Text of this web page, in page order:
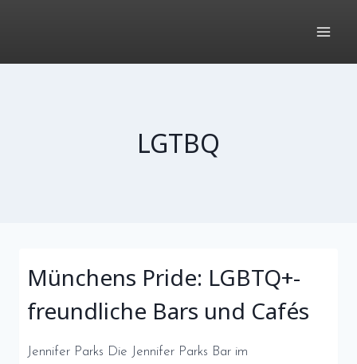
LGTBQ
Münchens Pride: LGBTQ+-
freundliche Bars und Cafés
Jennifer Parks Die Jennifer Parks Bar im